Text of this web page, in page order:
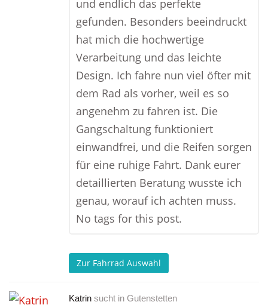
und endlich das perfekte
gefunden. Besonders beeindruckt
hat mich die hochwertige
Verarbeitung und das leichte
Design. Ich fahre nun viel öfter mit
dem Rad als vorher, weil es so
angenehm zu fahren ist. Die
Gangschaltung funktioniert
einwandfrei, und die Reifen sorgen
für eine ruhige Fahrt. Dank eurer
detaillierten Beratung wusste ich
genau, worauf ich achten muss.
No tags for this post.
Zur Fahrrad Auswahl
Katrin sucht in Gutenstetten